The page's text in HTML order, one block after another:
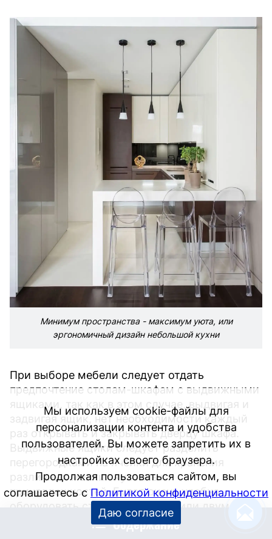
Минимум пространства - максимум уюта, или
эргономичный дизайн небольшой кухни
При выборе мебели следует отдать
предпочтение столам-шкафам с выдвижными
ящиками, так как в этом случае, выдвигая и
задвигая ящик, нет необходимости каждый
раз открывать и закрывать дверцу шкафа.
Выдвижные ящики следует разделить
перегородками на ячейки для хранения
различных мелких кухонных
принадлежностей. Будет очень удобно
оборудовать стол-шкаф одной или двумя
выдвижными досками из древесины твердых
пород, чтобы было удобно резать продукты и
Содержание
Мы используем cookie-файлы для
персонализации контента и удобства
пользователей. Вы можете запретить их в
настройках своего браузера.
Продолжая пользоваться сайтом, вы
соглашаетесь с Политикой конфиденциальности
Даю согласие